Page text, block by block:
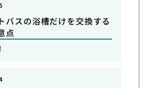
バスの浴槽だけを交換する
点